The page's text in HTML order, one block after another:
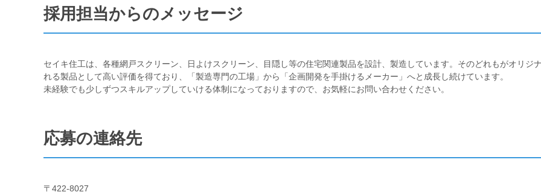
採用担当からのメッセージ
セイキ住工は、各種網戸スクリーン、日よけスクリーン、目隠し等の住宅関連製品を設計、製造しています。そのどれもがオリジ
れる製品として高い評価を得ており、「製造専門の工場」から「企画開発を手掛けるメーカー」へと成長し続けています。
未経験でも少しずつスキルアップしていける体制になっておりますので、お気軽にお問い合わせください。
応募の連絡先
〒422-8027